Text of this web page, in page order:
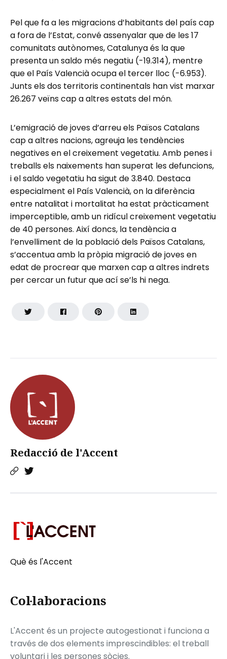
Redacció de l'Accent
Pel que fa a les migracions d’habitants del país cap
a fora de l’Estat, convé assenyalar que de les 17
comunitats autònomes, Catalunya és la que
presenta un saldo més negatiu (-19.314), mentre
que el País Valencià ocupa el tercer lloc (-6.953).
Junts els dos territoris continentals han vist marxar
26.267 veïns cap a altres estats del món.
L’emigració de joves d’arreu els Països Catalans
cap a altres nacions, agreuja les tendències
negatives en el creixement vegetatiu. Amb penes i
treballs els naixements han superat les defuncions,
i el saldo vegetatiu ha sigut de 3.840. Destaca
especialment el País Valencià, on la diferència
entre natalitat i mortalitat ha estat pràcticament
imperceptible, amb un ridícul creixement vegetatiu
de 40 persones. Així doncs, la tendència a
l’envelliment de la població dels Països Catalans,
s’accentua amb la pròpia migració de joves en
edat de procrear que marxen cap a altres indrets
per cercar un futur que ací se’ls hi nega.
Què és l'Accent
Col·laboracions
L'Accent és un projecte autogestionat i funciona a
través de dos elements imprescindibles: el treball
voluntari i les persones sòcies.